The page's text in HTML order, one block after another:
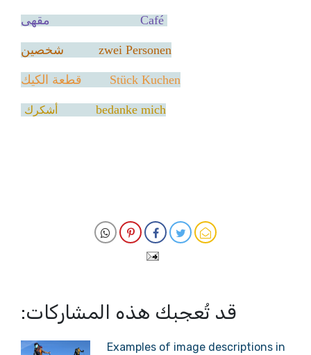
Café مقهى
zwei Personen شخصين
Stück Kuchen قطعة الكيك
bedanke mich أشكرك
قد تُعجبك هذه المشاركات:
Examples of image descriptions in